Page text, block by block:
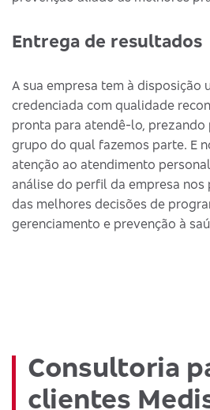
Entrega de resultados
A sua empresa tem à disposição
credenciada com qualidade
pronta para atendê-lo, prezando
grupo do qual fazemos parte. E
atenção ao atendimento
análise do perfil da empresa nos
das melhores decisões de
gerenciamento e prevenção à
Consultoria
clientes